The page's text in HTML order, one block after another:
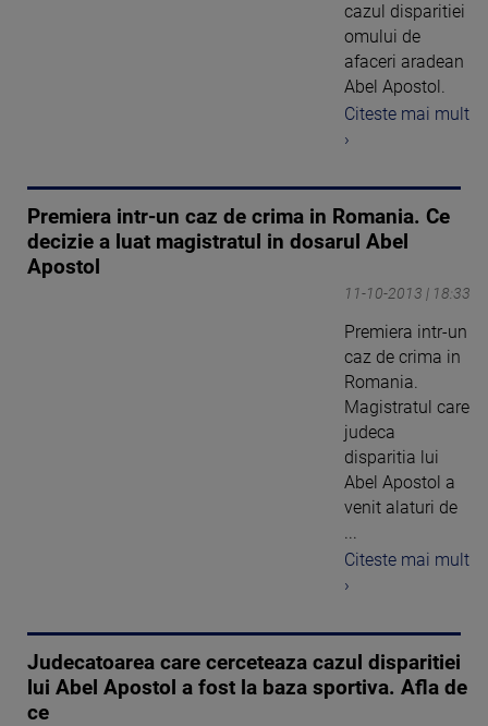
cazul disparitiei
omului de
afaceri aradean
Abel Apostol.
Citeste mai mult
›
Premiera intr-un caz de crima in Romania. Ce
decizie a luat magistratul in dosarul Abel
Apostol
11-10-2013 | 18:33
Premiera intr-un
caz de crima in
Romania.
Magistratul care
judeca
disparitia lui
Abel Apostol a
venit alaturi de
...
Citeste mai mult
›
Judecatoarea care cerceteaza cazul disparitiei
lui Abel Apostol a fost la baza sportiva. Afla de
ce